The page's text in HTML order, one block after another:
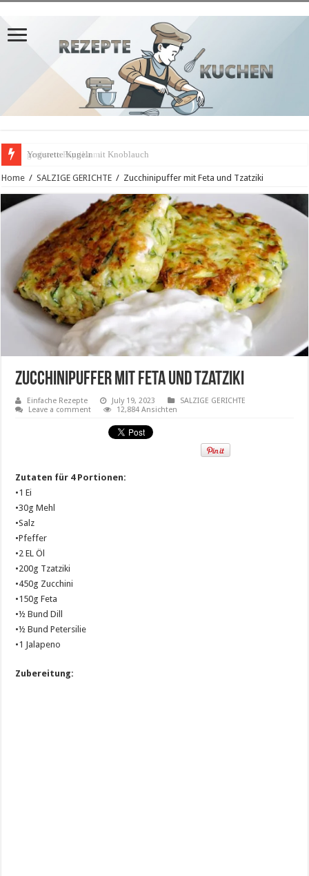
geröstete Paprika mit Knoblauch
Home / SALZIGE GERICHTE / Zucchinipuffer mit Feta und Tzatziki
Zucchinipuffer mit Feta und Tzatziki
Einfache Rezepte July 19, 2023
SALZIGE GERICHTE
Leave a comment
12,884 Ansichten
Zutaten für 4 Portionen:
•1 Ei
•30g Mehl
•Salz
•Pfeffer
•2 EL Öl
•200g Tzatziki
•450g Zucchini
•150g Feta
•½ Bund Dill
•½ Bund Petersilie
•1 Jalapeno
Zubereitung: